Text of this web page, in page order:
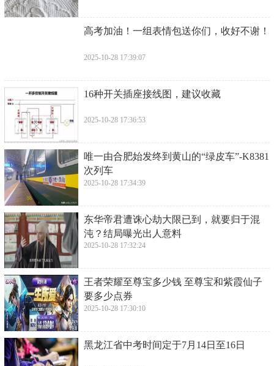
​高考加油！一组表情包送你们，收好不谢！
2025-10-28 17:39:07
​16种开关插座接线图，建议收藏
2025-10-28 17:36:53
​唯一由合肥始发终到黄山的“绿皮车”-K8381
次列车
2025-10-28 17:34:39
​东华帝君遭诛心劫大限已到，就要归于混
沌？结局曝光出人意料
2025-10-28 17:32:24
​王者荣耀至尊宝多少钱 至尊宝和紫霞仙子
要多少点券
2025-10-28 17:30:10
​黑龙江省中考时间定于7月14日至16日